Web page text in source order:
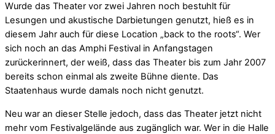
Wurde das Theater vor zwei Jahren noch bestuhlt für
Lesungen und akustische Darbietungen genutzt, hieß es in
diesem Jahr auch für diese Location „back to the roots“. Wer
sich noch an das Amphi Festival in Anfangstagen
zurückerinnert, der weiß, dass das Theater bis zum Jahr 2007
bereits schon einmal als zweite Bühne diente. Das
Staatenhaus wurde damals noch nicht genutzt.
Neu war an dieser Stelle jedoch, dass das Theater jetzt nicht
mehr vom Festivalgelände aus zugänglich war. Wer in die Halle